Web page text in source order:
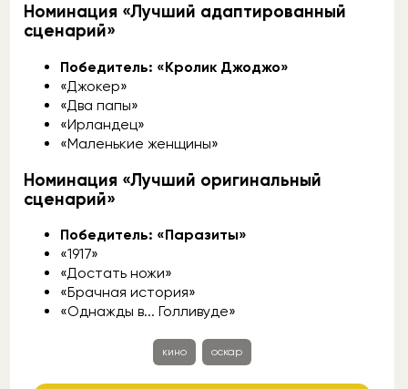
Номинация «Лучший адаптированный
сценарий»
Победитель: «Кролик Джоджо»
«Джокер»
«Два папы»
«Ирландец»
«Маленькие женщины»
Номинация «Лучший оригинальный
сценарий»
Победитель: «Паразиты»
«1917»
«Достать ножи»
«Брачная история»
«Однажды в... Голливуде»
кино оскар